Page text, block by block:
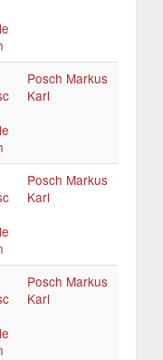
Posch Markus
Karl
Posch Markus
Karl
Posch Markus
Karl